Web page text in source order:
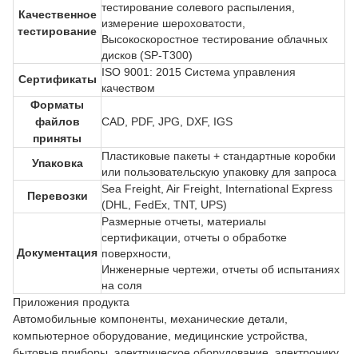
Качественное
тестирование
тестирование солевого распыления,
измерение шероховатости,
Высокоскоростное тестирование облачных
дисков (SP-T300)
Сертификаты
ISO 9001: 2015 Система управления
качеством
Форматы
файлов
приняты
CAD, PDF, JPG, DXF, IGS
Упаковка
Пластиковые пакеты + стандартные коробки
или пользовательскую упаковку для запроса
Перевозки
Sea Freight, Air Freight, International Express
(DHL, FedEx, TNT, UPS)
Документация
Размерные отчеты, материалы
сертификации, отчеты о обработке
поверхности,
Инженерные чертежи, отчеты об испытаниях
на соля
Приложения продукта
Автомобильные компоненты, механические детали,
компьютерное оборудование, медицинские устройства,